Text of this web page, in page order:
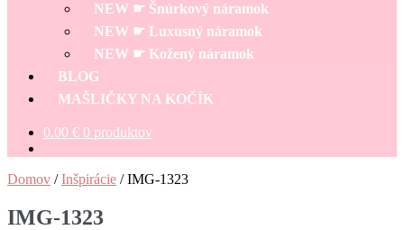
NEW ☛ Šnúrkový náramok
NEW ☛ Luxusný náramok
NEW ☛ Kožený náramok
BLOG
MAŠLIČKY NA KOČÍK
0.00 € 0 produktov
Domov /Inšpirácie /IMG-1323
IMG-1323